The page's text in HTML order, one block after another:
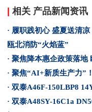
相关 产品新闻资讯
· 履职践初心 盛夏送清
瓯北消防“火焰蓝”
· 聚焦降本惠企政策落
· 聚焦“AI+新质生产力”
· 双泰A46F-150LBP8
· 双泰A48SY-16C1a